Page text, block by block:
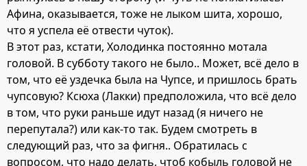
Афина, оказывается, тоже не лыком шита, хорошо,
что я успела её отвести чуток).
В этот раз, кстати, Холодинка постоянно мотала
головой. В субботу такого не было.. Может, всё дело в
том, что её уздечка была на Чупсе, и пришлось брать
чупсовую? Ксюха (Лакки) предположила, что всё дело
в том, что руки раньше идут назад (я ничего не
перепутала?) или как-то так. Будем смотреть в
следующий раз, что за фигня.. Обратилась с
вопросом, что надо делать, чтоб кобыль головой не